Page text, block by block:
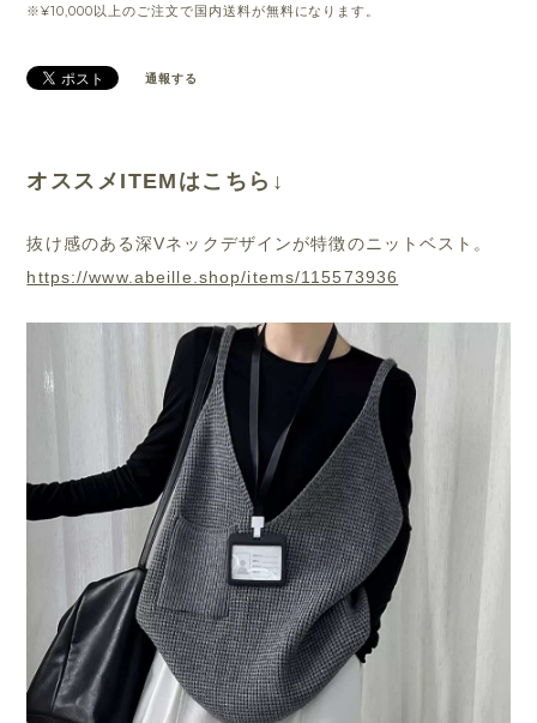
※¥10,000以上のご注文で国内送料が無料になります。
通報する
オススメITEMはこちら↓
抜け感のある深Vネックデザインが特徴のニットベスト。
https://www.abeille.shop/items/115573936